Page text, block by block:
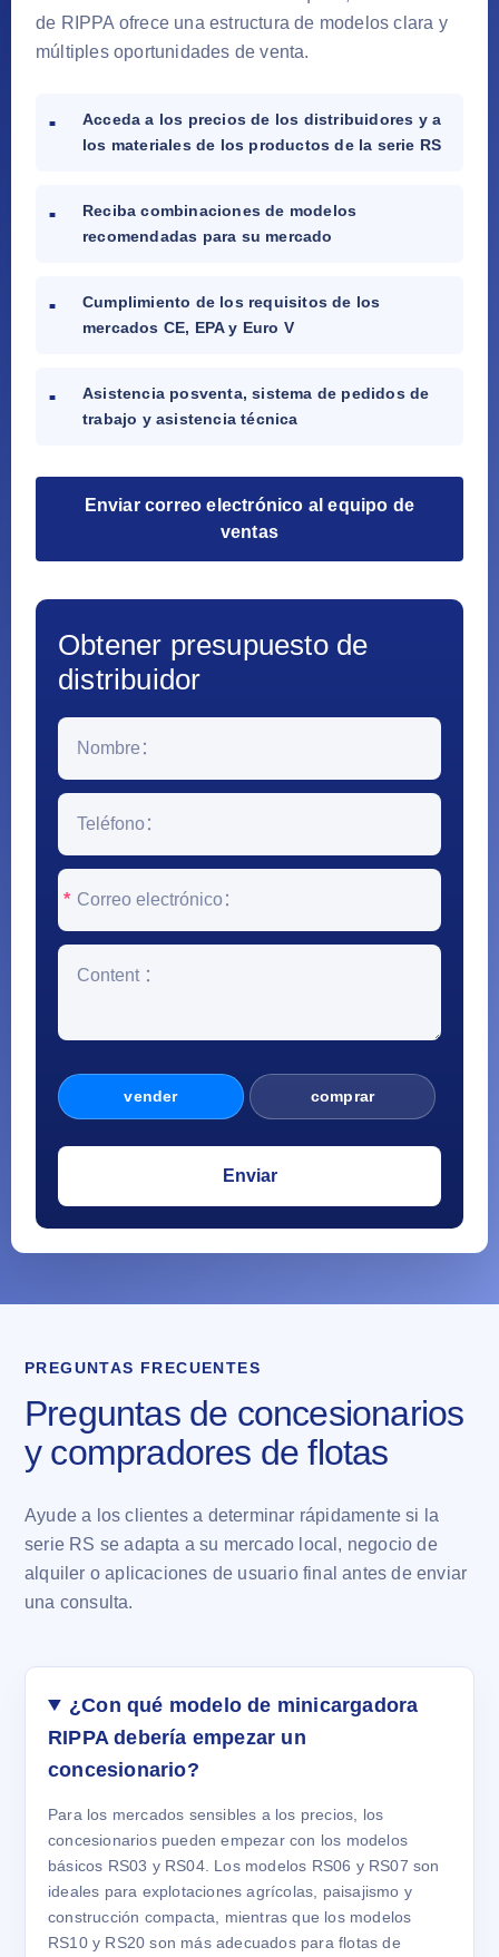
de RIPPA ofrece una estructura de modelos clara y
múltiples oportunidades de venta.
Acceda a los precios de los distribuidores y a
los materiales de los productos de la serie RS
Reciba combinaciones de modelos
recomendadas para su mercado
Cumplimiento de los requisitos de los
mercados CE, EPA y Euro V
Asistencia posventa, sistema de pedidos de
trabajo y asistencia técnica
Enviar correo electrónico al equipo de
ventas
Obtener presupuesto de
distribuidor
*
vender comprar
PREGUNTAS FRECUENTES
Preguntas de concesionarios
y compradores de flotas
Ayude a los clientes a determinar rápidamente si la
serie RS se adapta a su mercado local, negocio de
alquiler o aplicaciones de usuario final antes de enviar
una consulta.
¿Con qué modelo de minicargadora
RIPPA debería empezar un
concesionario?
Para los mercados sensibles a los precios, los
concesionarios pueden empezar con los modelos
básicos RS03 y RS04. Los modelos RS06 y RS07 son
ideales para explotaciones agrícolas, paisajismo y
construcción compacta, mientras que los modelos
RS10 y RS20 son más adecuados para flotas de